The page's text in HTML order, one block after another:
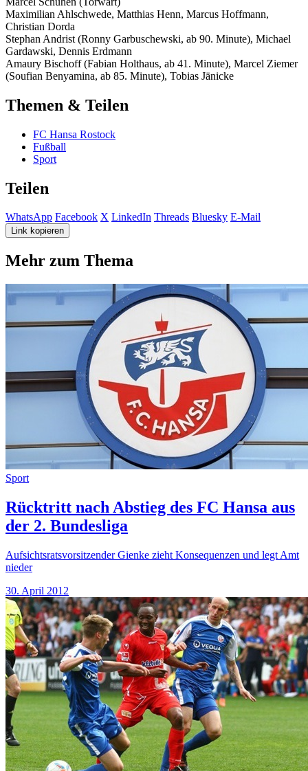
Maximilian Ahlschwede, Matthias Henn, Marcus Hoffmann,
Christian Dorda
Stephan Andrist (Ronny Garbuschewski, ab 90. Minute), Michael
Gardawski, Dennis Erdmann
Amaury Bischoff (Fabian Holthaus, ab 41. Minute), Marcel Ziemer
(Soufian Benyamina, ab 85. Minute), Tobias Jänicke
Themen & Teilen
FC Hansa Rostock
Fußball
Sport
Teilen
WhatsApp Facebook X LinkedIn Threads Bluesky E-Mail
Link kopieren
Mehr zum Thema
Sport
Rücktritt nach Abstieg des FC Hansa aus
der 2. Bundesliga
Aufsichtsratsvorsitzender Gienke zieht Konsequenzen und legt Amt
nieder
30. April 2012